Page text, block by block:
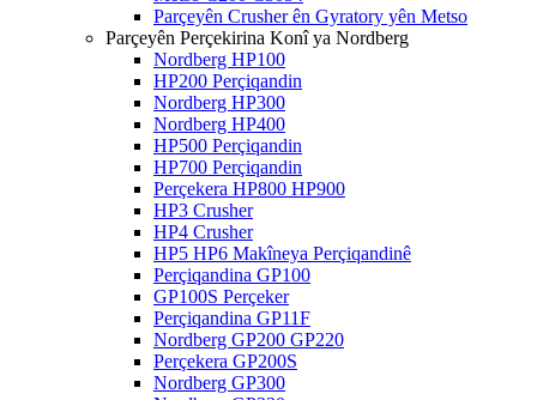
Parçeyên Crusher ên Gyratory yên Metso
Parçeyên Perçekirina Konî ya Nordberg
Nordberg HP100
HP200 Perçiqandin
Nordberg HP300
Nordberg HP400
HP500 Perçiqandin
HP700 Perçiqandin
Perçekera HP800 HP900
HP3 Crusher
HP4 Crusher
HP5 HP6 Makîneya Perçiqandinê
Perçiqandina GP100
GP100S Perçeker
Perçiqandina GP11F
Nordberg GP200 GP220
Perçekera GP200S
Nordberg GP300